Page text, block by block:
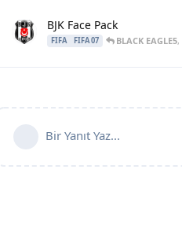
BJK Face Pack
FIFA FIFA 07 BLACK EAGLE5,
Bir Yanıt Yaz...